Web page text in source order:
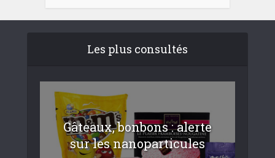
Les plus consultés
Gâteaux, bonbons : alerte
sur les nanoparticules